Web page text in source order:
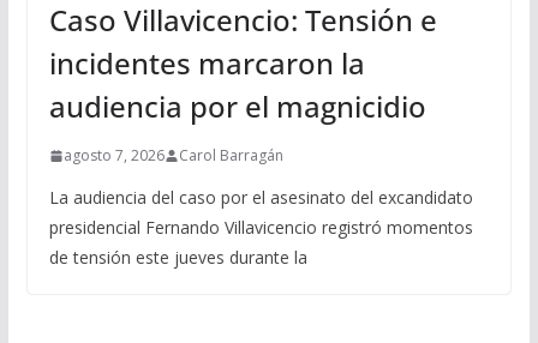
Caso Villavicencio: Tensión e
incidentes marcaron la
audiencia por el magnicidio
agosto 7, 2026 Carol Barragán
La audiencia del caso por el asesinato del excandidato
presidencial Fernando Villavicencio registró momentos
de tensión este jueves durante la